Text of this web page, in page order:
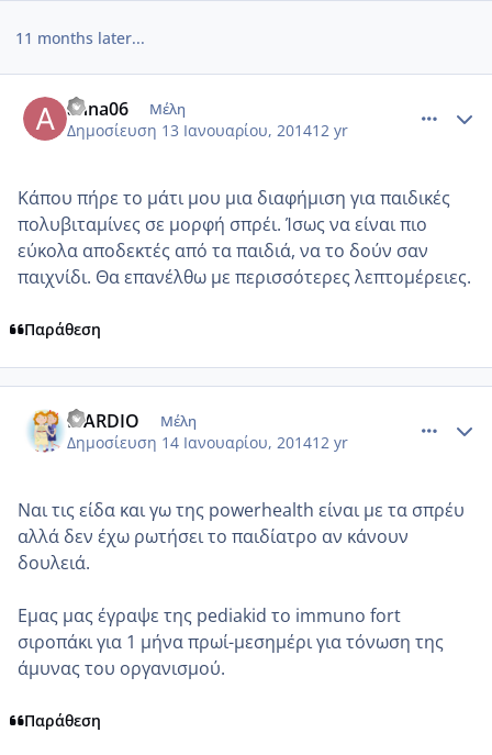
11 months later...
anna06 Μέλη
Δημοσίευση 13 Ιανουαρίου, 201412 yr
Κάπου πήρε το μάτι μου μια διαφήμιση για παιδικές
πολυβιταμίνες σε μορφή σπρέι. Ίσως να είναι πιο
εύκολα αποδεκτές από τα παιδιά, να το δούν σαν
παιχνίδι. Θα επανέλθω με περισσότερες λεπτομέρειες.
Παράθεση
MARDIO Μέλη
Δημοσίευση 14 Ιανουαρίου, 201412 yr
Ναι τις είδα και γω της powerhealth είναι με τα σπρέυ
αλλά δεν έχω ρωτήσει το παιδίατρο αν κάνουν
δουλειά.
Εμας μας έγραψε της pediakid το immuno fort
σιροπάκι για 1 μήνα πρωί-μεσημέρι για τόνωση της
άμυνας του οργανισμού.
Παράθεση